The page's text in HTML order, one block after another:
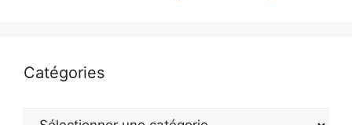
Catégories
Catégories